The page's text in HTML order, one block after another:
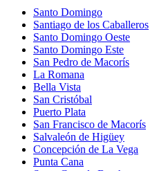
Santo Domingo
Santiago de los Caballeros
Santo Domingo Oeste
Santo Domingo Este
San Pedro de Macorís
La Romana
Bella Vista
San Cristóbal
Puerto Plata
San Francisco de Macorís
Salvaleón de Higüey
Concepción de La Vega
Punta Cana